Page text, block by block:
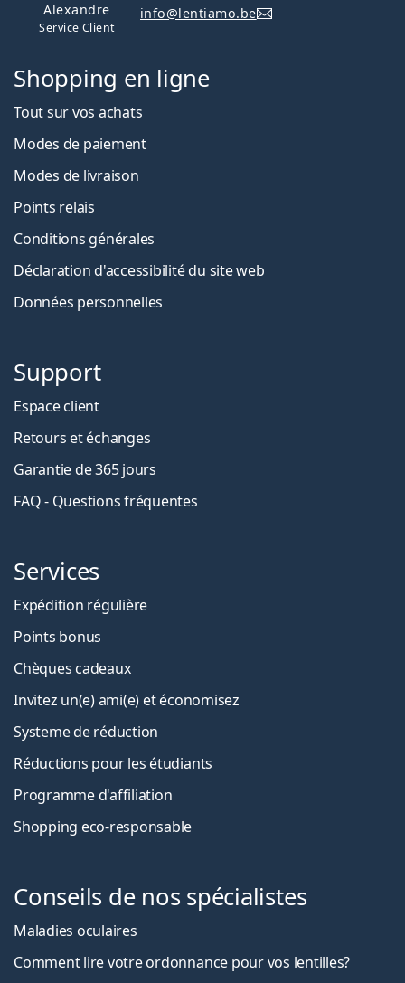
Alexandre
Service Client
info@lentiamo.be
Shopping en ligne
Tout sur vos achats
Modes de paiement
Modes de livraison
Points relais
Conditions générales
Déclaration d'accessibilité du site web
Données personnelles
Support
Espace client
Retours et échanges
Garantie de 365 jours
FAQ - Questions fréquentes
Services
Expédition régulière
Points bonus
Chèques cadeaux
Invitez un(e) ami(e) et économisez
Systeme de réduction
Réductions pour les étudiants
Programme d'affiliation
Shopping eco-responsable
Conseils de nos spécialistes
Maladies oculaires
Comment lire votre ordonnance pour vos lentilles?